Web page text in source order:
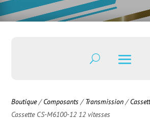
Boutique/Composants /Transmission /
Cassette CS-M6100-12 12 vitesses